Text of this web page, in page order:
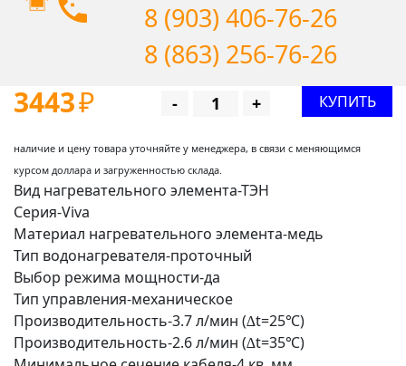
8 (903) 406-76-26
8 (863) 256-76-26
3443₽ - + КУПИТЬ
наличие и цену товара уточняйте у менеджера, в связи с меняющимся
курсом доллара и загруженностью склада.
Вид нагревательного элемента-ТЭН
Серия-Viva
Материал нагревательного элемента-медь
Тип водонагревателя-проточный
Выбор режима мощности-да
Тип управления-механическое
Производительность-3.7 л/мин (∆t=25℃)
Производительность-2.6 л/мин (∆t=35℃)